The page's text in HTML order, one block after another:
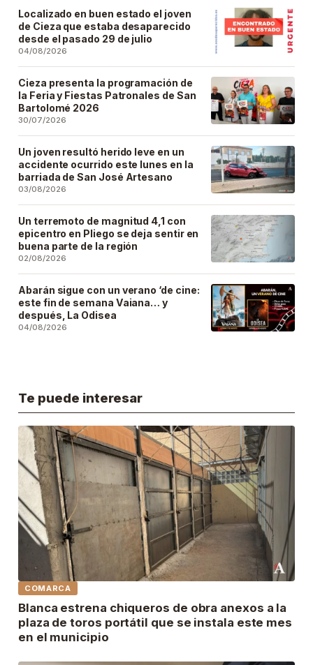
Localizado en buen estado el joven
de Cieza que estaba desaparecido
desde el pasado 29 de julio
04/08/2026
Cieza presenta la programación de
la Feria y Fiestas Patronales de San
Bartolomé 2026
30/07/2026
Un joven resultó herido leve en un
accidente ocurrido este lunes en la
barriada de San José Artesano
03/08/2026
Un terremoto de magnitud 4,1 con
epicentro en Pliego se deja sentir en
buena parte de la región
02/08/2026
Abarán sigue con un verano ‘de cine:
este fin de semana Vaiana… y
después, La Odisea
04/08/2026
Te puede interesar
COMARCA
Blanca estrena chiqueros de obra anexos a la
plaza de toros portátil que se instala este mes
en el municipio